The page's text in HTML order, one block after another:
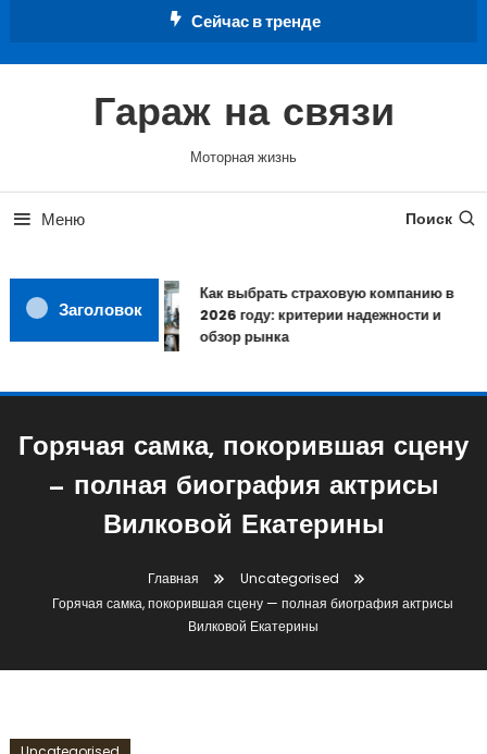
Сейчас в тренде
Гараж на связи
Моторная жизнь
Меню Поиск
Заголовок
Как выбрать страховую компанию в
2026 году: критерии надежности и
обзор рынка
Горячая самка, покорившая сцену
— полная биография актрисы
Вилковой Екатерины
Главная
Uncategorised
Горячая самка, покорившая сцену — полная биография актрисы
Вилковой Екатерины